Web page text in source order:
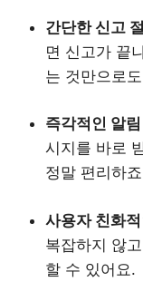
간단한 신고
면 신고가 끝
는 것만으로
즉각적인 알림
시지를 바로
정말 편리하
사용자 친화
복잡하지 않
할 수 있어요.